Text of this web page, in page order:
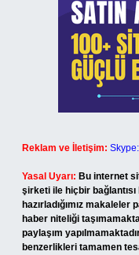
Reklam ve İletişim:
Yasal Uyarı: Bu internet
şirketi ile hiçbir
hazırladığımız
haber niteliği
paylaşım
benzerlikleri tamamen